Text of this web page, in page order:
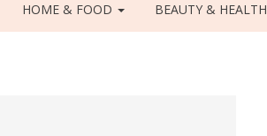
HOME & FOOD BEAUTY & HEALTH